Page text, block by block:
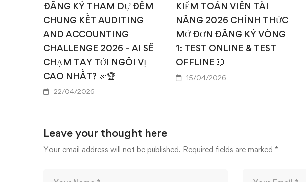
ĐĂNG KÝ THAM DỰ ĐÊM
CHUNG KẾT AUDITING
AND ACCOUNTING
CHALLENGE 2026 – AI SẼ
CHẠM TAY TỚI NGÔI VỊ
CAO NHẤT? 🎉🏆
22/04/2026
KIỂM TOÁN VIÊN TÀI
NĂNG 2026 CHÍNH THỨC
MỞ ĐƠN ĐĂNG KÝ VÒNG
1: TEST ONLINE & TEST
OFFLINE 💥
15/04/2026
Leave your thought here
Your email address will not be published. Required fields are marked *